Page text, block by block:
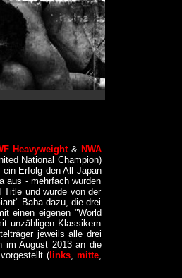
Heavyweight& NWA
National Champion)
Erfolg den All Japan
aus - mehrfach wurden
Title und wurde von der
Baba dazu, die drei
einen eigenen "World
unzähligen Klassikern
jeweils alle drei
im August 2013 an die
(links, mitte,